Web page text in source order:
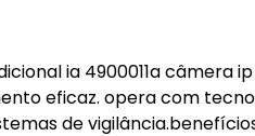
ia 4900011a câmera
eficaz. opera com
de